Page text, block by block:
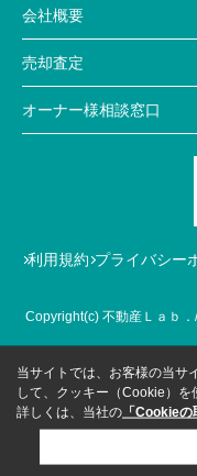
会社概要
売却査定
オーナー様相談窓口
利用規約 プライバシー
Copyright(c) 不動産Ｌａｂ
当サイトでは、お客様の当サ
して、クッキー（Cookie）を
詳しくは、当社の 「Cookieの